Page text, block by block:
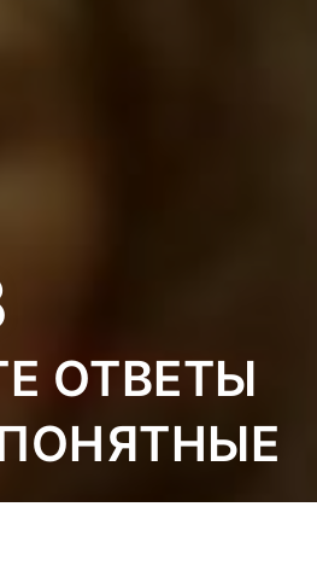
ОТВЕТЫ